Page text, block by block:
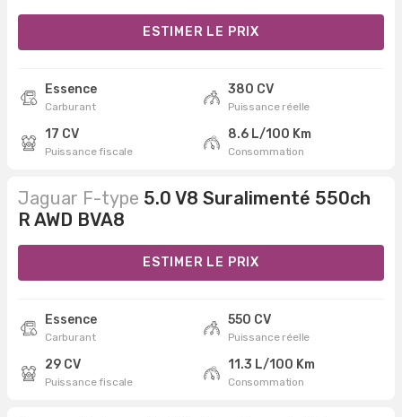
ESTIMER LE PRIX
Essence
Carburant
380 CV
Puissance réelle
17 CV
Puissance fiscale
8.6 L/100 Km
Consommation
Jaguar F-type 5.0 V8 Suralimenté 550ch
R AWD BVA8
ESTIMER LE PRIX
Essence
Carburant
550 CV
Puissance réelle
29 CV
Puissance fiscale
11.3 L/100 Km
Consommation